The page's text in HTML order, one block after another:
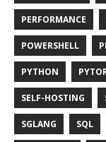
PERFORMANCE
POWERSHELL
PYTHON
SELF-HOSTING
SGLANG SQL